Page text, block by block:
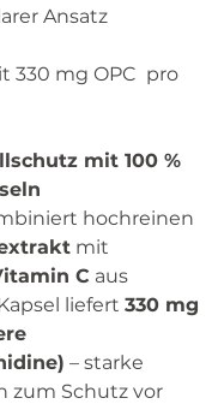
Ansatz
330 mg OPC pro
mit 100 %
hochreinen
mit
C aus
liefert 330 mg
– starke
zum Schutz vor